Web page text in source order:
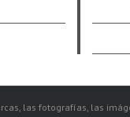
las fotografías, las